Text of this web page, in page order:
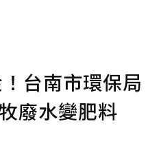
台南市環保局
廢水變肥料